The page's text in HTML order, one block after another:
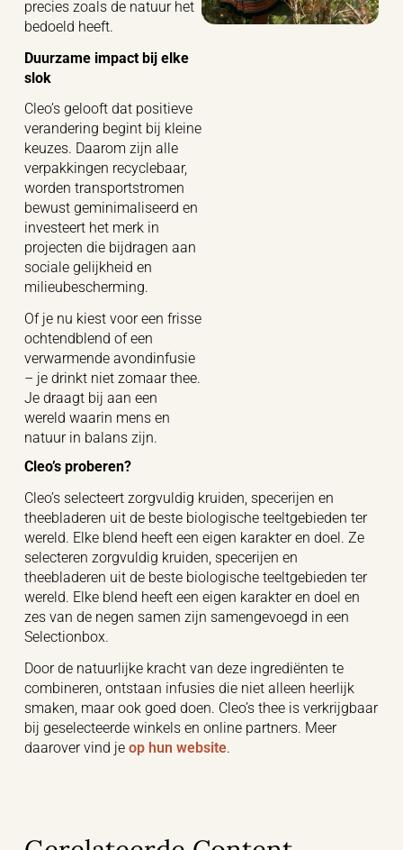
precies zoals de natuur het
bedoeld heeft.
Duurzame impact bij elke
slok
Cleo’s gelooft dat positieve
verandering begint bij kleine
keuzes. Daarom zijn alle
verpakkingen recyclebaar,
worden transportstromen
bewust geminimaliseerd en
investeert het merk in
projecten die bijdragen aan
sociale gelijkheid en
milieubescherming.
Of je nu kiest voor een frisse
ochtendblend of een
verwarmende avondinfusie
– je drinkt niet zomaar thee.
Je draagt bij aan een
wereld waarin mens en
natuur in balans zijn.
Cleo’s proberen?
Cleo’s selecteert zorgvuldig kruiden, specerijen en
theebladeren uit de beste biologische teeltgebieden ter
wereld. Elke blend heeft een eigen karakter en doel. Ze
selecteren zorgvuldig kruiden, specerijen en
theebladeren uit de beste biologische teeltgebieden ter
wereld. Elke blend heeft een eigen karakter en doel en
zes van de negen samen zijn samengevoegd in een
Selectionbox.
Door de natuurlijke kracht van deze ingrediënten te
combineren, ontstaan infusies die niet alleen heerlijk
smaken, maar ook goed doen. Cleo’s thee is verkrijgbaar
bij geselecteerde winkels en online partners. Meer
daarover vind je op hun website.